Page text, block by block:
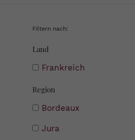
Filtern nach:
Land
Frankreich
Region
Bordeaux
Jura